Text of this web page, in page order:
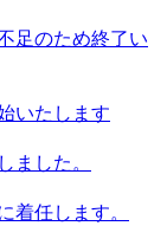
足のため終了い
いたします
ました。
着任します。